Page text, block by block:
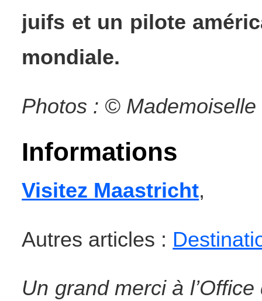
juifs et un pilote
mondiale.
Photos : ©
Informations
Visitez Maastricht,
Autres articles :
Un grand merci à